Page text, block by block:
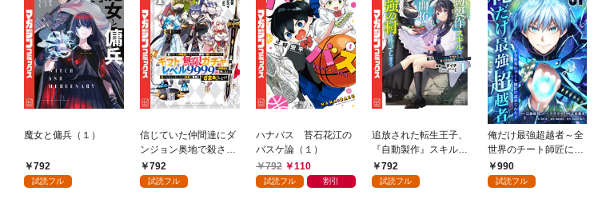
魔女と傭兵（１）
792
試読フル
信じていた仲間達にダ
ンジョン奥地で殺され
かけたがギフト『無限
ガチャ』でレベル９９
792
試読フル
ハナバス 苔石花江の
バスケ論（１）
792
110
試読フル 割引
追放された転生王子、
『自動製作』スキルで
領地を爆速で開拓し最
強の村を作ってしまう
792
試読フル
俺だけ最強超越者～全
世界のチート師匠に認
められた～【単行本】
（１）
990
試読フル